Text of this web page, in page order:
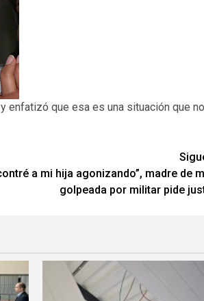
enfatizó que esa es una situación que
a mi hija agonizando”, madre de
golpeada por militar pide